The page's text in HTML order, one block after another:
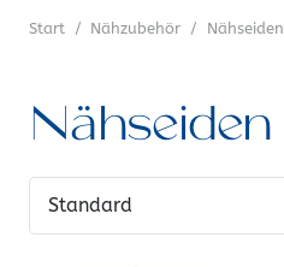
Start / Nähzubehör / Nähseiden
Nähseiden